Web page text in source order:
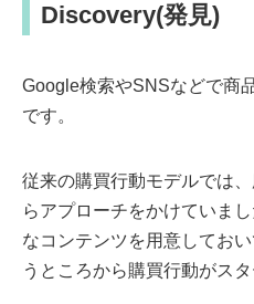
Discovery(発見)
Google検索やSNSなどで商
です。
従来の購買行動モデルでは
らアプローチをかけていま
なコンテンツを用意してお
うところから購買行動がスタ